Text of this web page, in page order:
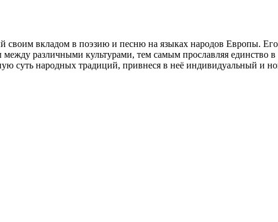
вкладом в поэзию и песню на языках народов Европы.
различными культурами, тем самым прославляя единство
суть народных традиций, привнеся в неё индивидуальный и